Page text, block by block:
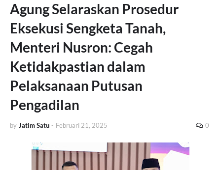
Agung Selaraskan Prosedur
Eksekusi Sengketa Tanah,
Menteri Nusron: Cegah
Ketidakpastian dalam
Pelaksanaan Putusan
Pengadilan
by Jatim Satu - Februari 21, 2025 0